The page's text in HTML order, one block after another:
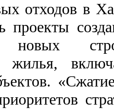
отходов в
проекты
новых
жилья,